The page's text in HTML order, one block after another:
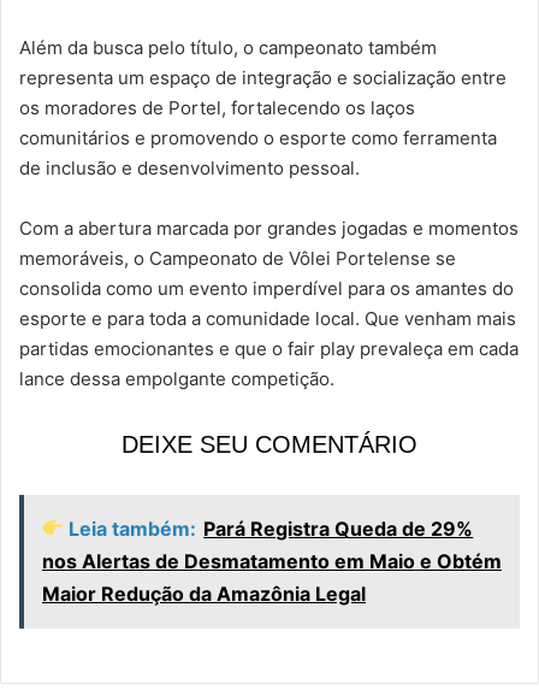
Além da busca pelo título, o campeonato também
representa um espaço de integração e socialização entre
os moradores de Portel, fortalecendo os laços
comunitários e promovendo o esporte como ferramenta
de inclusão e desenvolvimento pessoal.
Com a abertura marcada por grandes jogadas e momentos
memoráveis, o Campeonato de Vôlei Portelense se
consolida como um evento imperdível para os amantes do
esporte e para toda a comunidade local. Que venham mais
partidas emocionantes e que o fair play prevaleça em cada
lance dessa empolgante competição.
DEIXE SEU COMENTÁRIO
Leia também: Pará Registra Queda de 29%
nos Alertas de Desmatamento em Maio e Obtém
Maior Redução da Amazônia Legal